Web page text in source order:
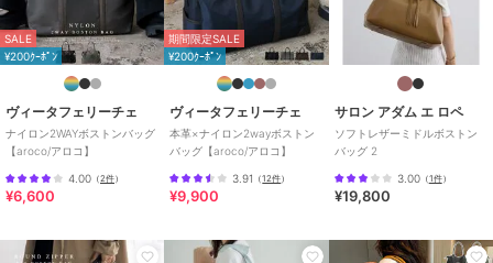
ー、チョコ
サイズ F
素材
合成皮革
商品のお取り扱い方法
特徴
バッグ
ダー/中（幅21～30cm以下） /
ライフスタイル
ビジネス/カジュアル/セレモ
SALE
¥200ｸｰﾎﾟﾝ
ヴィータフェリーチェ
ナイロン2WAYボストンバッグ
【aroco/アロコ】
4.00 （2件）
¥6,600
期間限定SALE
¥200ｸｰﾎﾟﾝ
ヴィータフェリーチェ
本革×ナイロン2wayボストン
バッグ【aroco/アロコ】
3.91 （12件）
¥9,900
サロン アダム エ ロペ
ソフトレザーミドルボストン
バッグ 2
3.00（1件）
¥19,800